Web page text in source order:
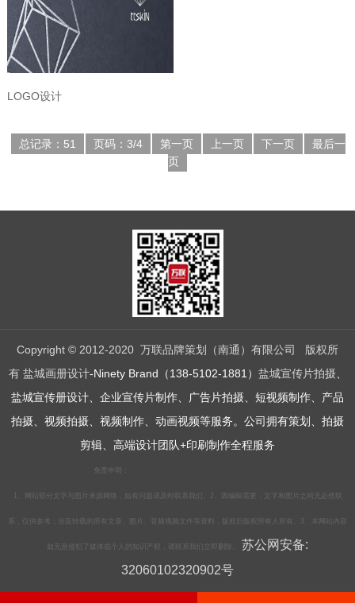
LOGO设计
总记录：51 页码：3/4 第一页 上一页 下一页
最后一
页
Copyright © 2012-2020 万联品牌策划（南通）有限公司 版权所
有 盐城画册设计-Ninety Brand（138-5102-1881） 盐城宣传片拍摄、
盐城宣传册设计、企业宣传片制作、广告片拍摄、短视频制作、产品
拍摄、视频拍摄、视频制作、动画视频等服务。公司拥有策划、拍摄
剪辑、高端设计团队+印刷制作全程服务
免责申明：
1、网站部分文字与图片来源网络，如有问题请及时联系我们。2、因编辑需要，文字和图片之间无必然联
系，仅供参考；涉及转载的所有文章、图片、音频视频文件等资料，版权归版权所有人所有。3、本网站内容
如无意侵犯了媒体或个人的知识产权，请联系我们立即删除。
苏公网安备:
32060102320902号